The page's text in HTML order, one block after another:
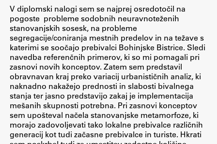
Študijske prakse
Spletna učilnica
ŠIS (SI)
ŠIS (EN)
Aktualno
V diplomski nalogi sem se najprej osredotočil na
pogoste probleme sodobnih neuravnoteženih
stanovanjskih sosesk, na probleme
segregacije/coniranja mestnih predelov in na težave s
katerimi se soočajo prebivalci Bohinjske Bistrice. Sledi
navedba referenčnih primerov, ki so mi pomagali pri
zasnovi novih konceptov. Zatem sem predstavil
obravnavan kraj preko variacij urbanističnih analiz, ki
naknadno nakažejo prednosti in slabosti bivalnega
stanja ter jasno predstavijo zakaj je implementacija
mešanih skupnosti potrebna. Pri zasnovi konceptov
sem upošteval načela stanovanjske metamorfoze, ki
morajo zadovoljevati tako lokalne prebivalce različnih
generacij kot tudi začasne prebivalce in turiste. Hkrati